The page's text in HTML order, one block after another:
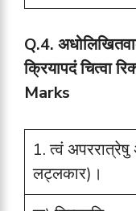
Q.4.
क्रियापदं चित्वा
Marks
1. त्वं
लट्लकार)।